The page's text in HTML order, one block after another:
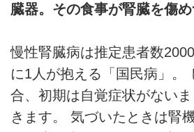
臓器。その食事が腎臓を傷
慢性腎臓病は推定患者数
に1人が抱える「国民病」。
合、初期は自覚症状がない
きます。 気づいたときは腎